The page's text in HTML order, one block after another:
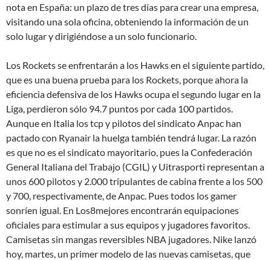
nota en España: un plazo de tres días para crear una empresa,
visitando una sola oficina, obteniendo la información de un
solo lugar y dirigiéndose a un solo funcionario.
Los Rockets se enfrentarán a los Hawks en el siguiente partido,
que es una buena prueba para los Rockets, porque ahora la
eficiencia defensiva de los Hawks ocupa el segundo lugar en la
Liga, perdieron sólo 94.7 puntos por cada 100 partidos.
Aunque en Italia los tcp y pilotos del sindicato Anpac han
pactado con Ryanair la huelga también tendrá lugar. La razón
es que no es el sindicato mayoritario, pues la Confederación
General Italiana del Trabajo (CGIL) y Uitrasporti representan a
unos 600 pilotos y 2.000 tripulantes de cabina frente a los 500
y 700, respectivamente, de Anpac. Pues todos los gamer
sonríen igual. En Los8mejores encontrarán equipaciones
oficiales para estimular a sus equipos y jugadores favoritos.
Camisetas sin mangas reversibles NBA jugadores. Nike lanzó
hoy, martes, un primer modelo de las nuevas camisetas, que